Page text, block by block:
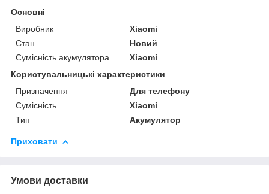
Основні
Виробник
Xiaomi
Стан
Новий
Сумісність акумулятора
Xiaomi
Користувальницькі характеристики
Призначення
Для телефону
Сумісність
Xiaomi
Тип
Акумулятор
Приховати
Умови доставки